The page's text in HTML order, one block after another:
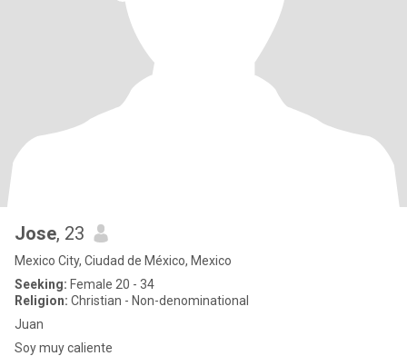
Jose, 23
Mexico City, Ciudad de México, Mexico
Seeking: Female 20 - 34
Religion: Christian - Non-denominational
Juan
Soy muy caliente